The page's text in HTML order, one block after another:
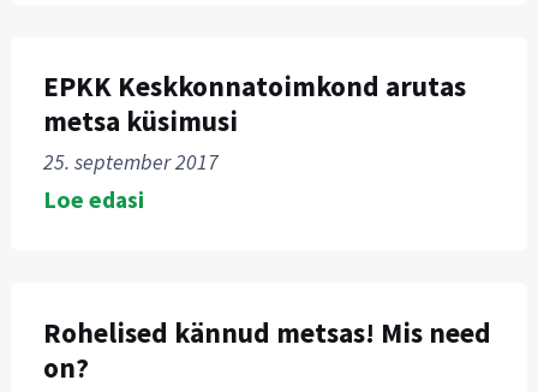
EPKK Keskkonnatoimkond arutas
metsa küsimusi
25. september 2017
Loe edasi
Rohelised kännud metsas! Mis need
on?